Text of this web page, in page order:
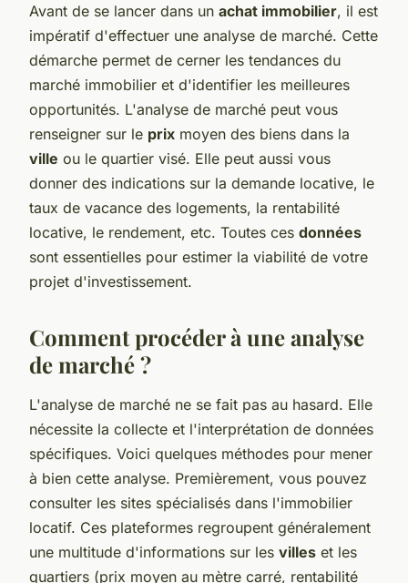
Avant de se lancer dans un achat immobilier, il est
impératif d'effectuer une analyse de marché. Cette
démarche permet de cerner les tendances du
marché immobilier et d'identifier les meilleures
opportunités. L'analyse de marché peut vous
renseigner sur le prix moyen des biens dans la
ville ou le quartier visé. Elle peut aussi vous
donner des indications sur la demande locative, le
taux de vacance des logements, la rentabilité
locative, le rendement, etc. Toutes ces données
sont essentielles pour estimer la viabilité de votre
projet d'investissement.
Comment procéder à une analyse
de marché ?
L'analyse de marché ne se fait pas au hasard. Elle
nécessite la collecte et l'interprétation de données
spécifiques. Voici quelques méthodes pour mener
à bien cette analyse. Premièrement, vous pouvez
consulter les sites spécialisés dans l'immobilier
locatif. Ces plateformes regroupent généralement
une multitude d'informations sur les villes et les
quartiers (prix moyen au mètre carré, rentabilité